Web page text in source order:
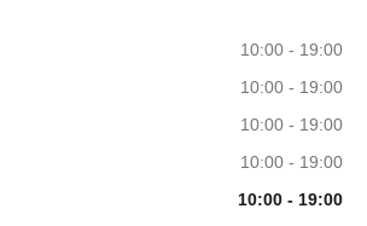
10:00 - 19:00
10:00 - 19:00
10:00 - 19:00
10:00 - 19:00
10:00 - 19:00